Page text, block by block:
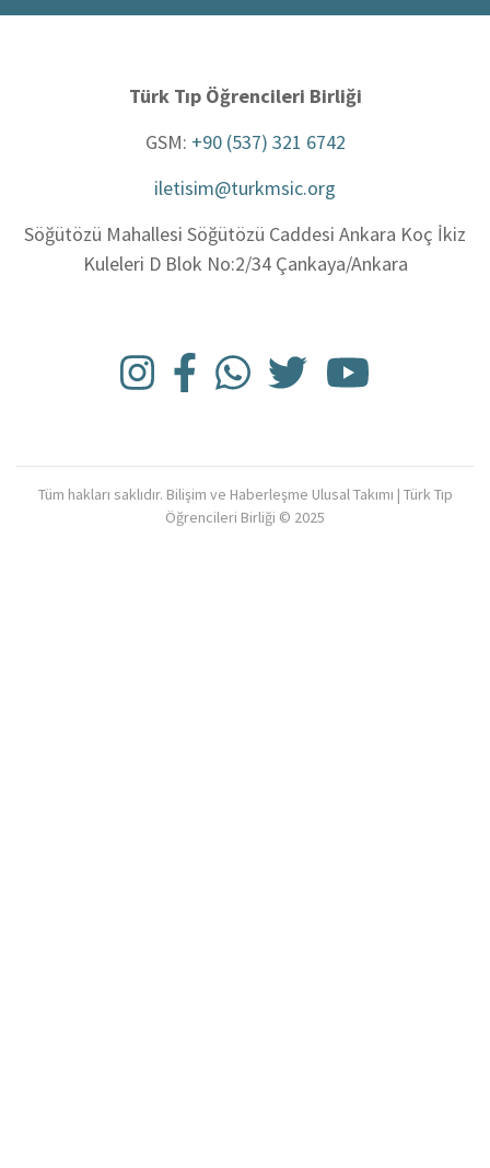
Türk Tıp Öğrencileri Birliği
GSM: +90 (537) 321 6742
iletisim@turkmsic.org
Söğütözü Mahallesi Söğütözü Caddesi Ankara Koç İkiz
Kuleleri D Blok No:2/34 Çankaya/Ankara
Tüm hakları saklıdır. Bilişim ve Haberleşme Ulusal Takımı | Türk Tıp
Öğrencileri Birliği © 2025